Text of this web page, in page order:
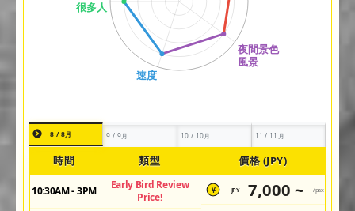
8 / 8月 9 / 9月 10 / 10月 11 / 11月
時間 類型 價格 (JPY)
10:30AM - 3PM
Early Bird Review
Price!
¥ JPY 7,000 ~ /pax